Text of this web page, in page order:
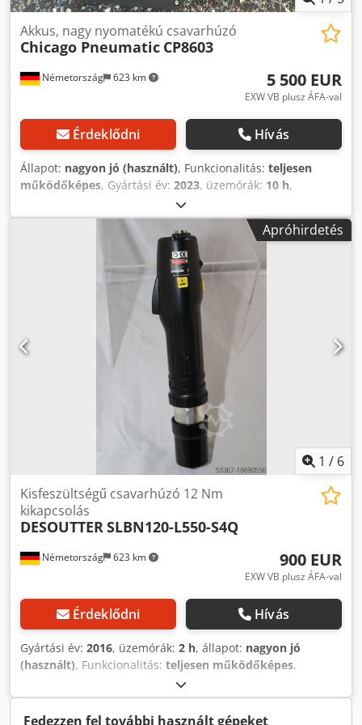
Németország 623 km
Akkus, nagy nyomatékú csavarhúzó
Chicago Pneumatic CP8603
5 500 EUR
EXW VB plusz ÁFA-val
Érdeklődni Hívás
Állapot: nagyon jó (használt), Funkcionalitás: teljesen
működőképes, Gyártási év: 2023, üzemórák: 10 h,
6151570380, Bemutató
szerszámkészletünkből, tesztelt és teljesen működőképes:
Chicago pneumatikus akkus nagy nyomatékú csavarkulcs
CP8603 demonstrációs szerszám töltővel + 2 akkumulátor
(36 V 2,5 Ah) Üresjárati fordulatszám: 20 ford./perc
Nyomatéktartomány Min/Max: 70-325 Nm
Munkanyomaték: 2 930 Ng/2 mm lámpa akkumulátorral és
reakciókarral: 4,1 kg Dsdpfx Amjv Tbh Rs Eeck
Apróhirdetés
1 / 6
Németország 623 km
Kisfeszültségű csavarhúzó 12 Nm
kikapcsolás
DESOUTTERSLBN120-L550-S4Q
900 EUR
EXW VB plusz ÁFA-val
Érdeklődni Hívás
Gyártási év: 2016, üzemórák: 2 h, állapot: nagyon jó
(használt), Funkcionalitás: teljesen működőképes,
6151659480, Bemutatóeszköz-
készletünkből, tesztelt és teljesen működőképes: Desoutter
kisfeszültségű csavarhúzó SLBN120-L550-S4Q kikapcsolása
Fedezzen fel további használt gépeket